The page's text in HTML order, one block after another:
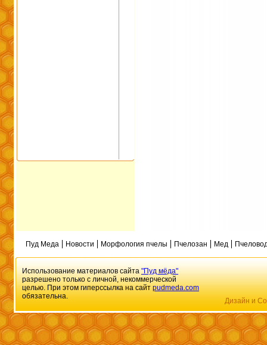
Пуд Меда Новости Морфология пчелы Пчелозан Мед
Использование материалов сайта"Пуд мёда"
разрешено только с личной, некоммерческой
целью. При этом гиперссылка на сайтpudmeda.com
обязательна.
Дизайн и